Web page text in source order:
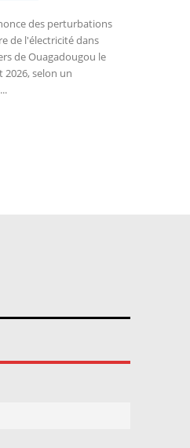
des perturbations
de l'électricité dans
de Ouagadougou le
2026, selon un